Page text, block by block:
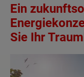
Ein
Sie Ihr